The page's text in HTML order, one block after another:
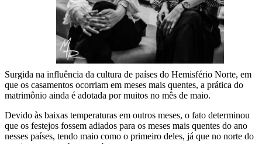
Surgida na influência da cultura de países do Hemisfério Norte, em
que os casamentos ocorriam em meses mais quentes, a prática do
matrimônio ainda é adotada por muitos no mês de maio.
Devido às baixas temperaturas em outros meses, o fato determinou
que os festejos fossem adiados para os meses mais quentes do ano
nesses países, tendo maio como o primeiro deles, já que no norte do